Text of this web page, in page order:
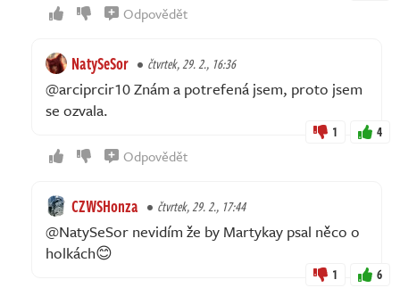
Odpovědět
NatySeSor čtvrtek, 29. 2., 16:36
@arciprcir10 Znám a potrefená jsem, proto jsem
se ozvala.
1 4
Odpovědět
CZWSHonza čtvrtek, 29. 2., 17:44
@NatySeSor nevidím že by Martykay psal něco o
holkách😊
1 6